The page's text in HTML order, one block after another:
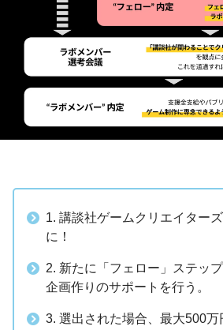
1. 講談社ゲームクリエイター
に！
2. 新たに「フェロー」ステッ
企画作りのサポートを行う。
3. 選出された場合、最大500